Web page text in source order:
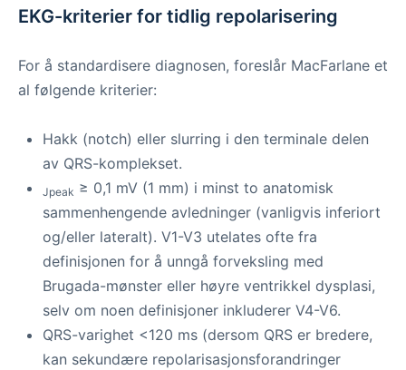
EKG-kriterier for tidlig repolarisering
For å standardisere diagnosen, foreslår MacFarlane et
al følgende kriterier:
Hakk (notch) eller slurring i den terminale delen
av QRS-komplekset.
Jpeak ≥ 0,1 mV (1 mm) i minst to anatomisk
sammenhengende avledninger (vanligvis inferiort
og/eller lateralt). V1-V3 utelates ofte fra
definisjonen for å unngå forveksling med
Brugada-mønster eller høyre ventrikkel dysplasi,
selv om noen definisjoner inkluderer V4-V6.
QRS-varighet <120 ms (dersom QRS er bredere,
kan sekundære repolarisasjonsforandringer